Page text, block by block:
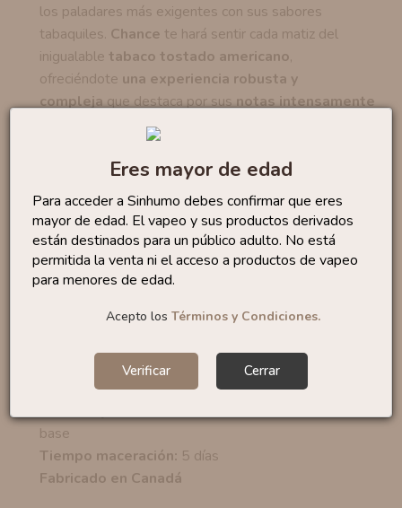
Eres mayor de edad
Para acceder a Sinhumo debes confirmar que eres
mayor de edad. El vapeo y sus productos derivados
están destinados para un público adulto. No está
permitida la venta ni el acceso a productos de vapeo
para menores de edad.
Acepto los Términos y Condiciones.
Verificar Cerrar
los paladares más exigentes con sus sabores
tabaquiles. Chance te hará sentir cada matiz del
inigualable tabaco tostado americano,
ofreciéndote una experiencia robusta y
complejaque destaca por susnotas intensamente
ahumadas y terrosas
osmosis inversa
natural, que nos garantizaun sabor puro y
auténtico
sin sucralosa ni aditivos
agresividad con las resistencias al mínimo.
Este formatoLongfillse presenta en un bote de
60 ml, el cual contiene16 ml de aromapara que solo
tengas que rellenar con base y listo.
Tabaquil
Formato:16 ml (100% PG)
base
Tiempo maceración: 5 días
Fabricado en Canadá